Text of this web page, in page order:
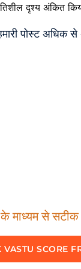
दृश्य अंकित
पोस्ट
माध्यम से सटीक
SCORE